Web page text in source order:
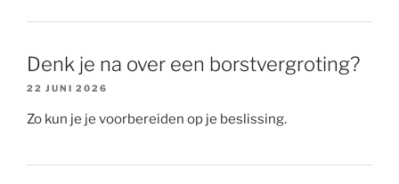
Denk je na over een borstvergroting?
22 JUNI 2026
Zo kun je je voorbereiden op je beslissing.